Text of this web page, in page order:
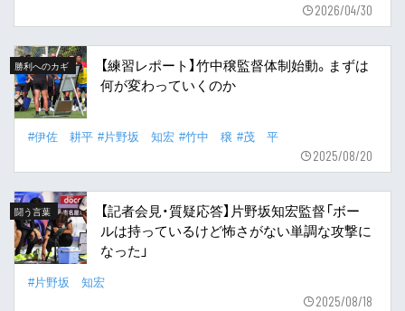
2026/04/30
勝利へのカギ
【練習レポート】竹中穣監督体制始動。まずは
何が変わっていくのか
#伊佐 耕平 #片野坂 知宏 #竹中 穣 #茂 平
2025/08/20
闘う言葉
【記者会見・質疑応答】片野坂知宏監督「ボー
ルは持っているけど怖さがない単調な攻撃に
なった」
#片野坂 知宏
2025/08/18